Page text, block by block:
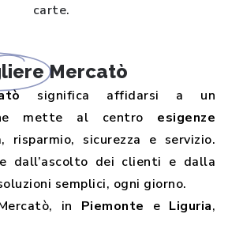
carte.
Mercatò
significa affidarsi a un
mette al centro esigenze
risparmio, sicurezza e servizio.
dall’ascolto dei clienti e dalla
semplici, ogni giorno.
in Piemonte e Liguria,